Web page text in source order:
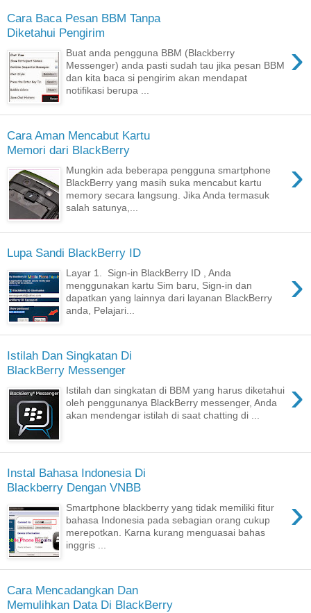
Cara Baca Pesan BBM Tanpa
Diketahui Pengirim
›
Buat anda pengguna BBM (Blackberry
Messenger) anda pasti sudah tau jika pesan BBM
dan kita baca si pengirim akan mendapat
notifikasi berupa ...
Cara Aman Mencabut Kartu
Memori dari BlackBerry
›
Mungkin ada beberapa pengguna smartphone
BlackBerry yang masih suka mencabut kartu
memory secara langsung. Jika Anda termasuk
salah satunya,...
Lupa Sandi BlackBerry ID
›
Layar 1. Sign-in BlackBerry ID , Anda
menggunakan kartu Sim baru, Sign-in dan
dapatkan yang lainnya dari layanan BlackBerry
anda, Pelajari...
Istilah Dan Singkatan Di
BlackBerry Messenger
›
Istilah dan singkatan di BBM yang harus diketahui
oleh penggunanya BlackBerry messenger, Anda
akan mendengar istilah di saat chatting di ...
Instal Bahasa Indonesia Di
Blackberry Dengan VNBB
›
Smartphone blackberry yang tidak memiliki fitur
bahasa Indonesia pada sebagian orang cukup
merepotkan. Karna kurang menguasai bahas
inggris ...
Cara Mencadangkan Dan
Memulihkan Data Di BlackBerry